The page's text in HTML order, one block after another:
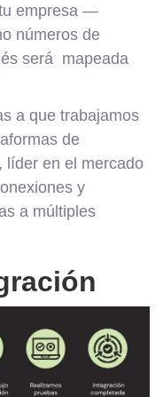
empresa —
números de
será mapeada
a que trabajamos
de
líder en el mercado
y
a múltiples